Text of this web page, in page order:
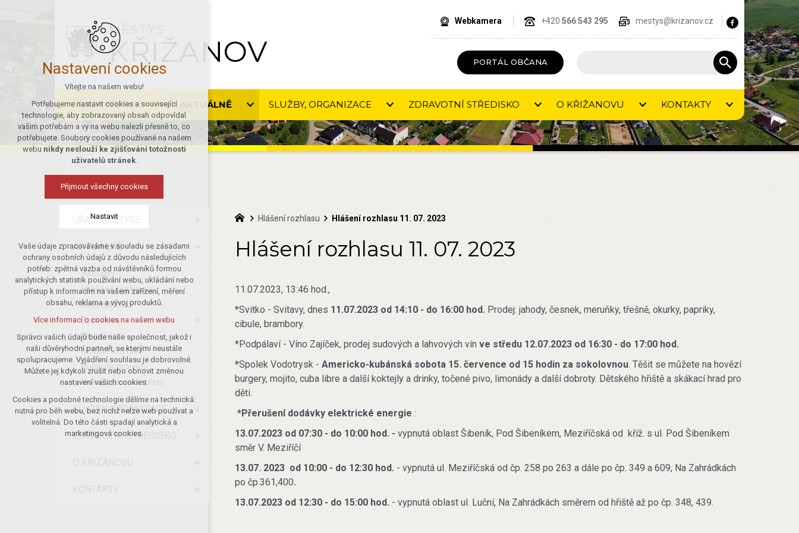
MĚSTYS
KŘIŽANOV
Webkamera +420 566 543 295 mestys@krizanov.cz
PORTÁL OBČANA
ÚŘAD MĚSTYSE AKTUÁLNĚ SLUŽBY, ORGANIZACE ZDRAVOTNÍ STŘEDISKO O KŘIŽANOVU KONTAKTY
ÚŘAD MĚSTYSE
AKTUÁLNĚ
Aktuality
Hlášení rozhlasu
Kalendář akcí
Zpravodaj
Newsletter
Mobilní Rozhlas
Publicita projektů
Volná pracovní místa
SLUŽBY, ORGANIZACE
ZDRAVOTNÍ STŘEDISKO
Hlášení rozhlasu Hlášení rozhlasu 11. 07. 2023
Hlášení rozhlasu 11. 07. 2023
11.07.2023, 13:46 hod.,
*Svitko - Svitavy, dnes 11.07.2023 od 14:10 - do 16:00 hod. Prodej: jahody, česnek, meruňky, třešně, okurky, papriky,
cibule, brambory.
*Podpálaví - Víno Zajíček, prodej sudových a lahvových vínve středu 12.07.2023 od 16:30 - do 17:00 hod.
*Spolek Vodotrysk -Americko-kubánská sobota 15. července od 15 hodin za sokolovnou. Těšit se můžete na hovězí
burgery, mojito, cuba libre a další koktejly a drinky, točené pivo, limonády a další dobroty. Dětského hřiště a skákací hrad pro
děti.
*Přerušení dodávky elektrické energie :
13.07.2023 od 07:30 - do 10:00 hod. -vypnutá oblast Šibeník, Pod Šibeníkem, Meziříčská od kříž. s ul. Pod Šibeníkem
směr V. Meziříčí
13.07. 2023 od 10:00 - do 12:30 hod. - vypnutá ul. Meziříčská od čp. 258 po 263 a dále po čp. 349 a 609, Na Zahrádkách
po čp.361,400.
13.07.2023 od 12:30 - do 15:00 hod. - vypnutá oblast ul. Luční, Na Zahrádkách směrem od hřiště až po čp. 348, 439.
Nastavení cookies
Vítejte na našem webu!
Potřebujeme nastavit cookies a související
technologie, aby zobrazovaný obsah odpovídal
vašim potřebám a vy na webu nalezli přesně to, co
potřebujete. Soubory cookies používané na našem
webu nikdy neslouží ke zjišťování totožnosti
uživatelů stránek.
Přijmout všechny cookies
Nastavit
Technická cookies
nutná pro provozování webu
udržení kontextu stránek (session):
případná přihlášení, volby jazyka, apod.
Volitelná cookies
analytická pro anonymizované
vyhodnocení návštěvnosti
marketingová cookies (Google)
Více informací o cookies na našem webu
Přijmout všechny cookies
Odmítnout vše
Vaše údaje zpracováváme v souladu se zásadami
ochrany osobních údajů z důvodu následujících
potřeb: zpětná vazba od návštěvníků formou
analytických statistik používání webu, ukládání nebo
přístup k informacím na vašem zařízení, měření
obsahu, reklama a vývoj produktů.
Více informací o cookies na našem webu
Správci vašich údajů bude naše společnost, jakož i
naši důvěryhodní partneři, se kterými neustále
spolupracujeme. Vyjádření souhlasu je dobrovolné.
Můžete jej kdykoli zrušit nebo obnovit změnou
nastavení vašich cookies.
Cookies a podobné technologie dělíme na technická:
nutná pro běh webu, bez nichž nelze web používat a
volitelná. Do této části spadají analytická a
marketingová cookies.